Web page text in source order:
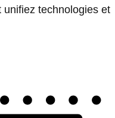
technologies et